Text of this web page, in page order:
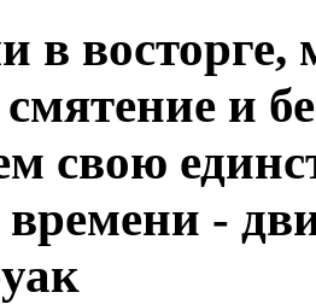
восторге,
и
свою
-